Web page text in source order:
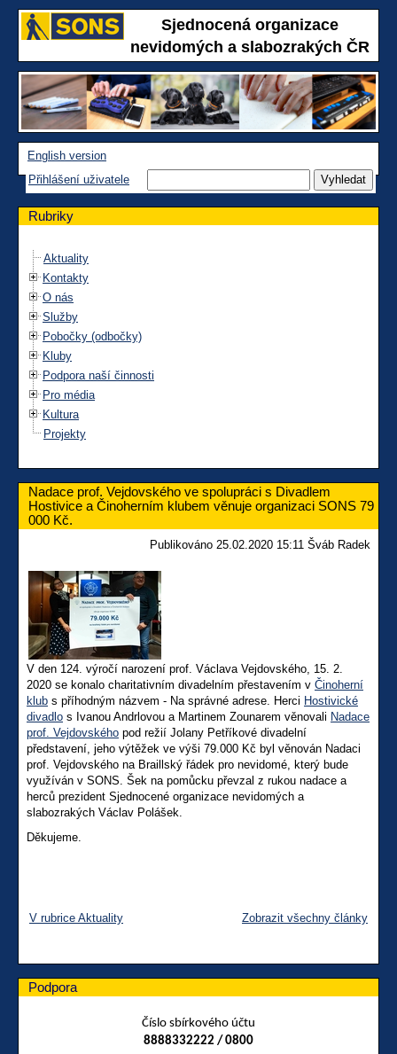
Sjednocená organizace
nevidomých a slabozrakých ČR
English version
Přihlášení uživatele
Rubriky
Aktuality
Kontakty
O nás
Služby
Pobočky (odbočky)
Kluby
Podpora naší činnosti
Pro média
Kultura
Projekty
Nadace prof. Vejdovského ve spolupráci s Divadlem
Hostivice a Činoherním klubem věnuje organizaci SONS 79
000 Kč.
Publikováno 25.02.2020 15:11 Šváb Radek
V den 124. výročí narození prof. Václava Vejdovského, 15. 2.
2020 se konalo charitativním divadelním přestavením v Činoherní
klub s příhodným názvem - Na správné adrese. Herci Hostivické
divadlo s Ivanou Andrlovou a Martinem Zounarem věnovali Nadace
prof. Vejdovského pod režií Jolany Petříkové divadelní
představení, jeho výtěžek ve výši 79.000 Kč byl věnován Nadaci
prof. Vejdovského na Braillský řádek pro nevidomé, který bude
využíván v SONS. Šek na pomůcku převzal z rukou nadace a
herců prezident Sjednocené organizace nevidomých a
slabozrakých Václav Polášek.
Děkujeme.
V rubrice Aktuality Zobrazit všechny články
Podpora
Číslo sbírkového účtu
8888332222 / 0800